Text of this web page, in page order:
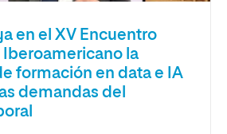
en el XV Encuentro
Iberoamericano la
formación en data e IA
demandas del